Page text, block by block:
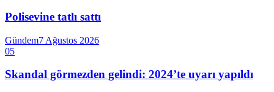
Polisevine tatlı sattı
Gündem7 Ağustos 2026
05
Skandal görmezden gelindi: 2024’te uyarı yapıldı